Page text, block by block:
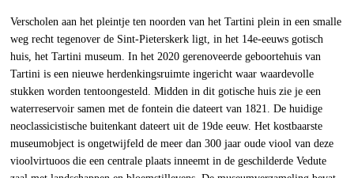
Verscholen aan het pleintje ten noorden van het Tartini plein in een smalle
weg recht tegenover de Sint-Pieterskerk ligt, in het 14e-eeuws gotisch
huis, het Tartini museum. In het 2020 gerenoveerde geboortehuis van
Tartini is een nieuwe herdenkingsruimte ingericht waar waardevolle
stukken worden tentoongesteld. Midden in dit gotische huis zie je een
waterreservoir samen met de fontein die dateert van 1821. De huidige
neoclassicistische buitenkant dateert uit de 19de eeuw. Het kostbaarste
museumobject is ongetwijfeld de meer dan 300 jaar oude viool van deze
vioolvirtuoos die een centrale plaats inneemt in de geschilderde Vedute